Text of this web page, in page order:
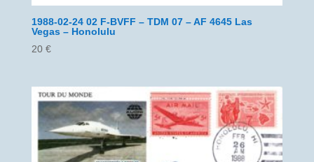
1988-02-24 02 F-BVFF – TDM 07 – AF 4645 Las
Vegas – Honolulu
20 €